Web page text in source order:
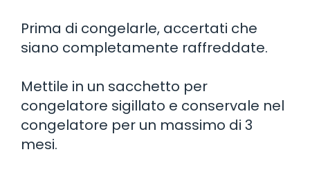
Prima di congelarle, accertati che
siano completamente raffreddate.
Mettile in un sacchetto per
congelatore sigillato e conservale nel
congelatore per un massimo di 3
mesi.